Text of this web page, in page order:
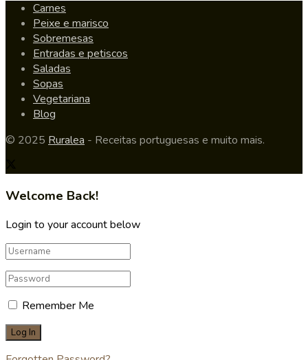
Carnes
Peixe e marisco
Sobremesas
Entradas e petiscos
Saladas
Sopas
Vegetariana
Blog
© 2025 Ruralea - Receitas portuguesas e muito mais.
Welcome Back!
Login to your account below
Remember Me